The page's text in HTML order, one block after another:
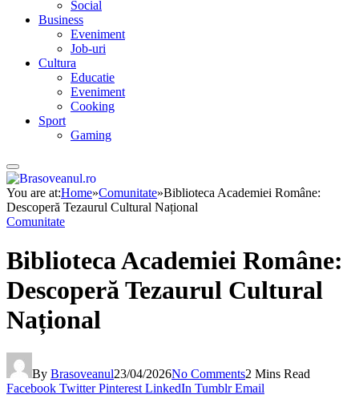
Social
Business
Eveniment
Job-uri
Cultura
Educatie
Eveniment
Cooking
Sport
Gaming
You are at:Home»Comunitate»Biblioteca Academiei Române:
Descoperă Tezaurul Cultural Național
Comunitate
Biblioteca Academiei Române:
Descoperă Tezaurul Cultural
Național
By Brasoveanul23/04/2026No Comments2 Mins Read
Facebook Twitter Pinterest LinkedIn Tumblr Email